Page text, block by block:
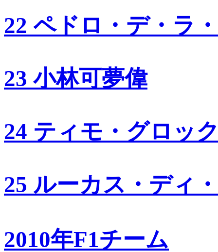
22 ペドロ・デ・ラ
23 小林可夢偉
24 ティモ・グロッ
25 ルーカス・ディ
2010年F1チーム